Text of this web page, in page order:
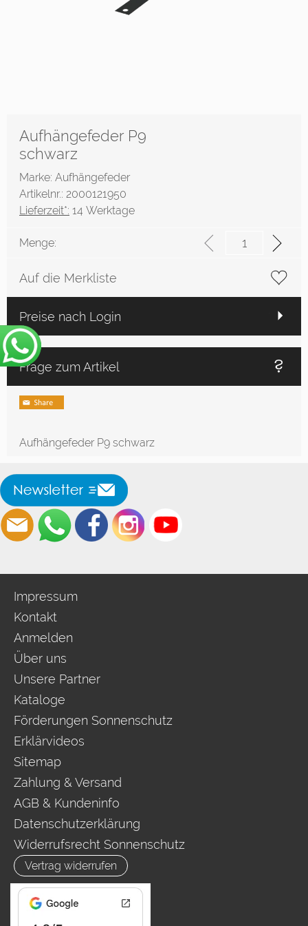
Aufhängefeder P9
schwarz
Marke: Aufhängefeder
Artikelnr.: 2000121950
Lieferzeit*: 14 Werktage
Menge:
Auf die Merkliste
Preise nach Login
Frage zum Artikel
Aufhängefeder P9 schwarz
Impressum
Kontakt
Anmelden
Über uns
Unsere Partner
Kataloge
Förderungen Sonnenschutz
Erklärvideos
Sitemap
Zahlung & Versand
AGB & Kundeninfo
Datenschutzerklärung
Widerrufsrecht Sonnenschutz
Vertrag widerrufen